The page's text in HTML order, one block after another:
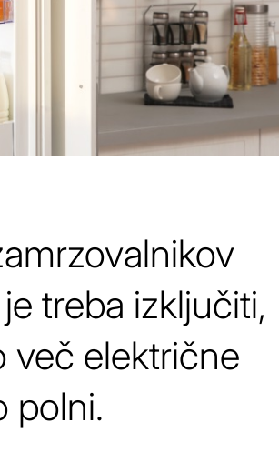
treba izključiti,
več električne
polni.